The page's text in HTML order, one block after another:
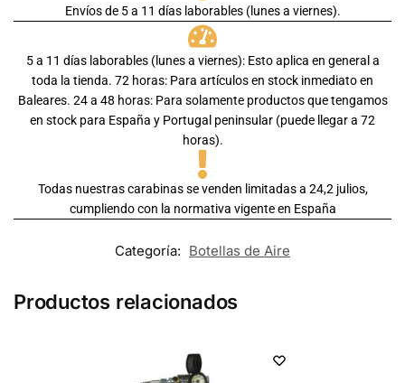
Envíos de 5 a 11 días laborables (lunes a viernes).
5 a 11 días laborables (lunes a viernes): Esto aplica en general a
toda la tienda. 72 horas: Para artículos en stock inmediato en
Baleares. 24 a 48 horas: Para solamente productos que tengamos
en stock para España y Portugal peninsular (puede llegar a 72
horas).
Todas nuestras carabinas se venden limitadas a 24,2 julios,
cumpliendo con la normativa vigente en España
Categoría: Botellas de Aire
Productos relacionados